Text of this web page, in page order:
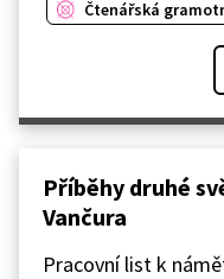
Čtenářská
Příběhy druhé
Vančura
Pracovní list k